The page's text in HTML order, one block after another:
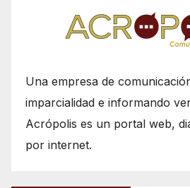
Una empresa de
imparcialidad e informando
Acrópolis es un portal web,
por internet.